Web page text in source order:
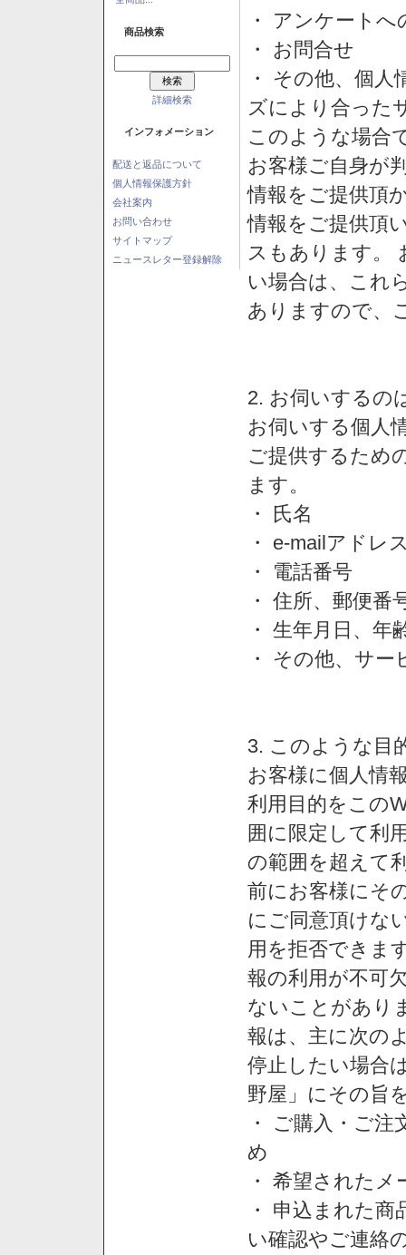
商品検索
詳細検索
インフォメーション
配送と返品について
個人情報保護方針
会社案内
お問い合わせ
サイトマップ
ニュースレター登録解除
・ アンケートへ
・ お問合せ
・ その他、個
ズにより合った
このような場合
お客様ご自身が
情報をご提供頂
情報をご提供頂
スもあります。
い場合は、これ
ありますので、
2. お伺いするの
お伺いする個人
ご提供するため
ます。
・ 氏名
・ e-mailアドレ
・ 電話番号
・ 住所、郵便番
・ 生年月日、年
・ その他、サ
3. このような目
お客様に個人情
利用目的をこの
囲に限定して利
の範囲を超えて
前にお客様にそ
にご同意頂けな
用を拒否できま
報の利用が不可
ないことがあり
報は、主に次の
停止したい場合
野屋」にその旨
・ ご購入・ご
め
・ 希望された
・ 申込まれた
い確認やご連絡